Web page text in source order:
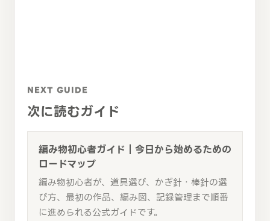
NEXT GUIDE
次に読むガイド
編み物初心者ガイド｜今日から始めるための
ロードマップ
編み物初心者が、道具選び、かぎ針・棒針の選
び方、最初の作品、編み図、記録管理まで順番
に進められる公式ガイドです。